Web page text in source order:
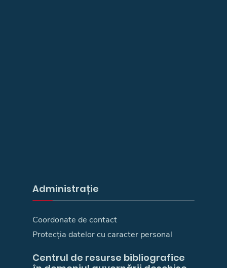
Administrație
Coordonate de contact
Protecția datelor cu caracter personal
Centrul de resurse bibliografice